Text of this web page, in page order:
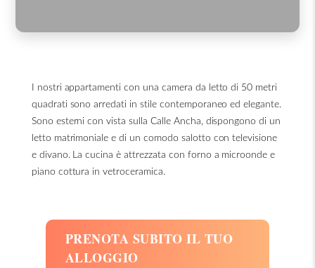
I nostri appartamenti con una camera da letto di 50 metri
quadrati sono arredati in stile contemporaneo ed elegante.
Sono esterni con vista sulla Calle Ancha, dispongono di un
letto matrimoniale e di un comodo salotto con televisione
e divano. La cucina è attrezzata con forno a microonde e
piano cottura in vetroceramica.
PRENOTA SUBITO IL TUO
ALLOGGIO